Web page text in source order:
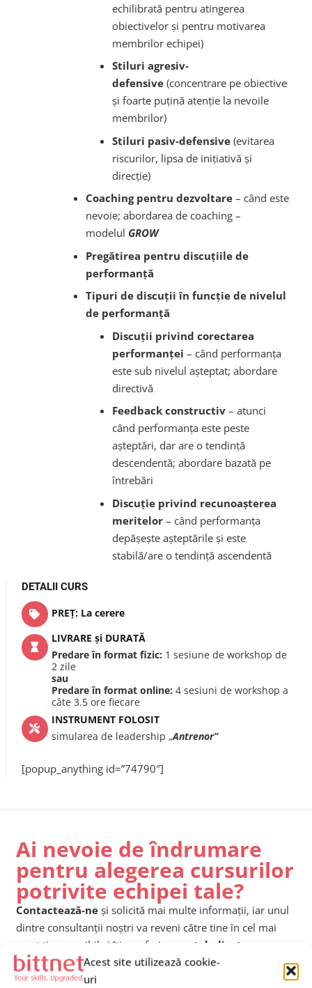
Acest site utilizează cookie-
uri
echilibrată pentru atingerea
obiectivelor și pentru motivarea
membrilor echipei)
Stiluri agresiv-
defensive(concentrare pe obiective
și foarte puțină atenție la nevoile
membrilor)
Stiluri pasiv-defensive(evitarea
riscurilor, lipsa de inițiativă și
direcție)
Coaching pentru dezvoltare – când este
nevoie; abordarea de coaching –
modelul GROW
Pregătirea pentru discuțiile de
performanță
Tipuri de discuții în funcție de nivelul
de performanță
Discuții privind corectarea
performanței – când performanța
este sub nivelul așteptat; abordare
directivă
Feedback constructiv– atunci
când performanța este peste
așteptări, dar are o tendință
descendentă; abordare bazată pe
întrebări
Discuție privind recunoașterea
meritelor– când performanța
depășește așteptările și este
stabilă/are o tendință ascendentă
DETALII CURS
PREȚ: La cerere
LIVRARE și DURATĂ
Predare în format fizic: 1 sesiune de workshop de
2 zile
sau
Predare în format online: 4 sesiuni de workshop a
câte 3.5 ore fiecare
INSTRUMENT FOLOSIT
simularea de leadership „Antrenor”
[popup_anything id=”74790″]
Ai nevoie de îndrumare
pentru alegerea cursurilor
potrivite echipei tale?
Contactează-ne și solicită mai multe informații, iar unul
dintre consultanții noștri va reveni către tine în cel mai
scurt timp posibil și îți va oferi
suport dedicat